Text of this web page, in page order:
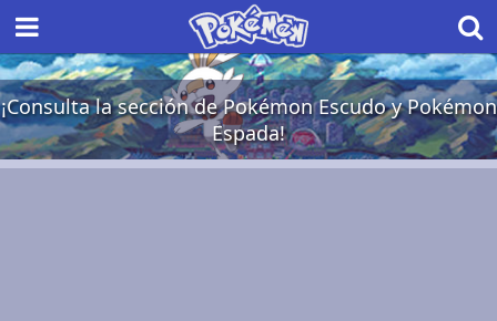
¡Consulta la sección de Pokémon Escudo y Pokémon
Espada!